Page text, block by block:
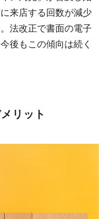
来店する回数が減少
法改正で書面の電子
後もこの傾向は続く
リット